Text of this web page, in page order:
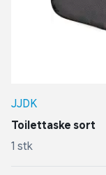
JJDK
Toilettaske sort
1 stk